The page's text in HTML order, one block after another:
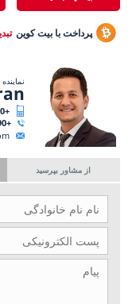
پرداخت با بیت کوین
+90 532 212 45 90
+90 242 324 54 94
از مشاور بپرسید